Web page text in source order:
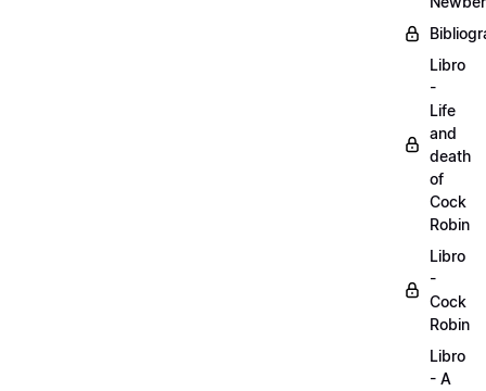
Libro
-
Life
and
death
of
Cock
Robin
Libro
-
Cock
Robin
Libro
- A